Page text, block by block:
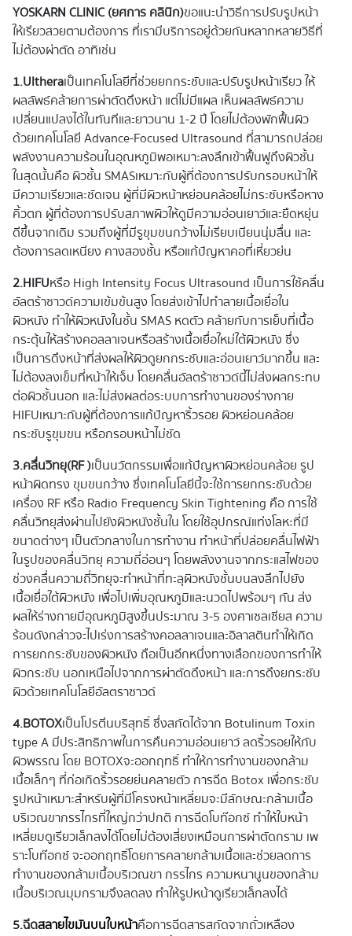
YOSKARN CLINIC (ยศการ คลินิก)ขอแนะนำวิธีการปรับรูปหน้า
ให้เรียวสวยตามต้องการ ที่เรามีบริการอยู่ด้วยกันหลากหลายวิธีที่
ไม่ต้องผ่าตัด อาทิเช่น
1.Ultheraเป็นเทคโนโลยีที่ช่วยยกกระชับและปรับรูปหน้าเรียว ให้
ผลลัพธ์คล้ายการผ่าตัดดึงหน้า แต่ไม่มีแผล เห็นผลลัพธ์ความ
เปลี่ยนแปลงได้ในทันทีและยาวนาน 1-2 ปี โดยไม่ต้องพักฟื้นผิว
ด้วยเทคโนโลยี Advance-Focused Ultrasound ที่สามารถปล่อย
พลังงานความร้อนในอุณหภูมิพอเหมาะลงลึกเข้าฟื้นฟูถึงผิวชั้น
ในสุดนั้นคือ ผิวชั้น SMASเหมาะกับผู้ที่ต้องการปรับกรอบหน้าให้
มีความเรียวและชัดเจน ผู้ที่มีผิวหน้าหย่อนคล้อยไม่กระชับหรือหาง
คิ้วตก ผู้ที่ต้องการปรับสภาพผิวให้ดูมีความอ่อนเยาว์และยืดหยุ่น
ดีขึ้นจากเดิม รวมถึงผู้ที่มีรูขุมขนกว้างไม่เรียบเนียนนุ่มลื่น และ
ต้องการลดเหนียง คางสองชั้น หรือแก้ปัญหาคอที่เหี่ยวย่น
2.HIFUหรือ High Intensity Focus Ultrasound เป็นการใช้คลื่น
อัลตร้าซาวด์ความเข้มข้นสูง โดยส่งเข้าไปทำลายเนื้อเยื่อใน
ผิวหนัง ทำให้ผิวหนังในชั้น SMAS หดตัว คล้ายกับการเย็บที่เนื้อ
กระตุ้นให้สร้างคอลลาเจนหรือสร้างเนื้อเยื่อใหม่ใต้ผิวหนัง ซึ่ง
เป็นการดึงหน้าที่ส่งผลให้ผิวดูยกกระชับและอ่อนเยาว์มากขึ้น และ
ไม่ต้องลงเข็มที่หน้าให้เจ็บ โดยคลื่นอัลตร้าซาวด์นี้ไม่ส่งผลกระทบ
ต่อผิวชั้นนอก และไม่ส่งผลต่อระบบการทำงานของร่างกาย
HIFUเหมาะกับผู้ที่ต้องการแก้ปัญหาริ้วรอย ผิวหย่อนคล้อย
กระชับรูขุมขน หรือกรอบหน้าไม่ชัด
3.คลื่นวิทยุ(RF )เป็นนวัตกรรมเพื่อแก้ปัญหาผิวหย่อนคล้อย รูป
หน้าผิดทรง ขุมขนกว้าง ซึ่งเทคโนโลยีนี้จะใช้การยกกระชับด้วย
เครื่อง RF หรือ Radio Frequency Skin Tightening คือ การใช้
คลื่นวิทยุส่งผ่านไปยังผิวหนังชั้นใน โดยใช้อุปกรณ์แท่งโลหะที่มี
ขนาดต่างๆ เป็นตัวกลางในการทำงาน ทำหน้าที่ปล่อยคลื่นไฟฟ้า
ในรูปของคลื่นวิทยุ ความถี่อ่อนๆ โดยพลังงานจากกระแสไฟของ
ช่วงคลื่นความถี่วิทยุจะทำหน้าที่ทะลุผิวหนังชั้นบนลงลึกไปยัง
เนื้อเยื่อใต้ผิวหนัง เพื่อไปเพิ่มอุณหภูมิและนวดไปพร้อมๆ กัน ส่ง
ผลให้ร่างกายมีอุณหภูมิสูงขึ้นประมาณ 3-5 องศาเซลเซียส ความ
ร้อนดังกล่าวจะไปเร่งการสร้างคอลลาเจนและอิลาสตินทำให้เกิด
การยกกระชับของผิวหนัง ถือเป็นอีกหนึ่งทางเลือกของการทำให้
ผิวกระชับ นอกเหนือไปจากการผ่าตัดดึงหน้า และการดึงยกระชับ
ผิวด้วยเทคโนโลยีอัลตราซาวด์
4.BOTOXเป็นโปรตีนบริสุทธิ์ ซึ่งสกัดได้จาก Botulinum Toxin
type A มีประสิทธิภาพในการคืนความอ่อนเยาว์ ลดริ้วรอยให้กับ
ผิวพรรณ โดย BOTOXจะออกฤทธิ์ ทำให้การทำงานของกล้าม
เนื้อเล็กๆ ที่ก่อเกิดริ้วรอยย่นคลายตัว การฉีด Botox เพื่อกระชับ
รูปหน้าเหมาะสำหรับผู้ที่มีโครงหน้าเหลี่ยมจะมีลักษณะกล้ามเนื้อ
บริเวณขากรรไกรที่ใหญ่กว่าปกติ การฉีดโบท๊อกซ์ ทำให้ใบหน้า
เหลี่ยมดูเรียวเล็กลงได้โดยไม่ต้องเสี่ยงเหมือนการผ่าตัดกราม เพ
ราะโบท๊อกซ์ จะออกฤทธิ์โดยการคลายกล้ามเนื้อและช่วยลดการ
ทำงานของกล้ามเนื้อบริเวณขา กรรไกร ความหนานูนของกล้าม
เนื้อบริเวณมุมกรามจึงลดลง ทำให้รูปหน้าดูเรียวเล็กลงได้
5.ฉีดสลายไขมันบนใบหน้าคือการฉีดสารสกัดจากถั่วเหลือง